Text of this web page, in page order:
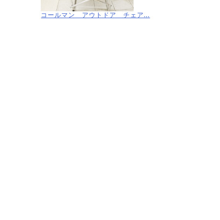
コールマン アウトドア チェア...